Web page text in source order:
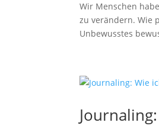
Wir Menschen
zu verändern. Wie
Unbewusstes